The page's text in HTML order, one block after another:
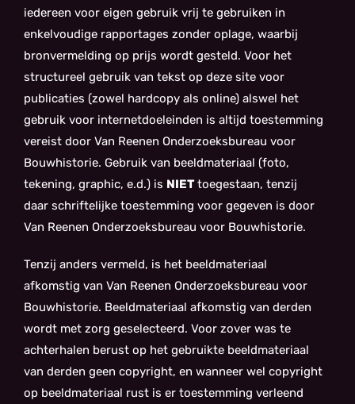
iedereen voor eigen gebruik vrij te gebruiken in
enkelvoudige rapportages zonder oplage, waarbij
bronvermelding op prijs wordt gesteld. Voor het
structureel gebruik van tekst op deze site voor
publicaties (zowel hardcopy als online) alswel het
gebruik voor internetdoeleinden is altijd toestemming
vereist door Van Reenen Onderzoeksbureau voor
Bouwhistorie. Gebruik van beeldmateriaal (foto,
tekening, graphic, e.d.) is NIETtoegestaan, tenzij
daar schriftelijke toestemming voor gegeven is door
Van Reenen Onderzoeksbureau voor Bouwhistorie.
Tenzij anders vermeld, is het beeldmateriaal
afkomstig van Van Reenen Onderzoeksbureau voor
Bouwhistorie. Beeldmateriaal afkomstig van derden
wordt met zorg geselecteerd. Voor zover was te
achterhalen berust op het gebruikte beeldmateriaal
van derden geen copyright, en wanneer wel copyright
op beeldmateriaal rust is er toestemming verleend